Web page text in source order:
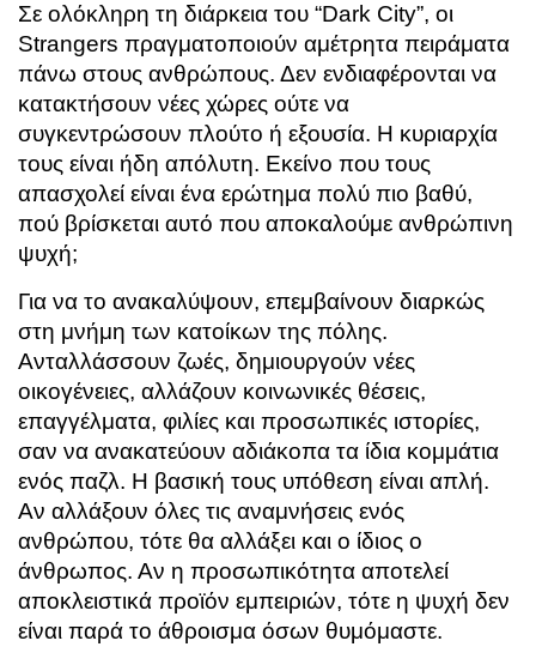
Σε ολόκληρη τη διάρκεια του “Dark City”, οι
Strangers πραγματοποιούν αμέτρητα πειράματα
πάνω στους ανθρώπους. Δεν ενδιαφέρονται να
κατακτήσουν νέες χώρες ούτε να
συγκεντρώσουν πλούτο ή εξουσία. Η κυριαρχία
τους είναι ήδη απόλυτη. Εκείνο που τους
απασχολεί είναι ένα ερώτημα πολύ πιο βαθύ,
πού βρίσκεται αυτό που αποκαλούμε ανθρώπινη
ψυχή;
Για να το ανακαλύψουν, επεμβαίνουν διαρκώς
στη μνήμη των κατοίκων της πόλης.
Ανταλλάσσουν ζωές, δημιουργούν νέες
οικογένειες, αλλάζουν κοινωνικές θέσεις,
επαγγέλματα, φιλίες και προσωπικές ιστορίες,
σαν να ανακατεύουν αδιάκοπα τα ίδια κομμάτια
ενός παζλ. Η βασική τους υπόθεση είναι απλή.
Αν αλλάξουν όλες τις αναμνήσεις ενός
ανθρώπου, τότε θα αλλάξει και ο ίδιος ο
άνθρωπος. Αν η προσωπικότητα αποτελεί
αποκλειστικά προϊόν εμπειριών, τότε η ψυχή δεν
είναι παρά το άθροισμα όσων θυμόμαστε.